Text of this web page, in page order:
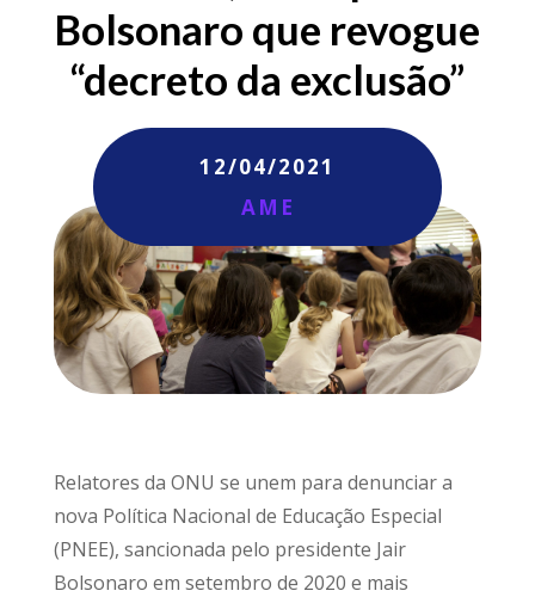
Bolsonaro que revogue
“decreto da exclusão”
12/04/2021
AME
Relatores da ONU se unem para denunciar a
nova Política Nacional de Educação Especial
(PNEE), sancionada pelo presidente Jair
Bolsonaro em setembro de 2020 e mais